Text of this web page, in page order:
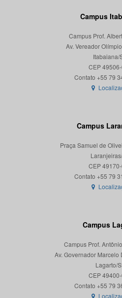
Campus
Campus Prof.
Av. Vereador
Itabaiana/
CEP
Campus
Praça Samuel de
CEP
Campus
Campus Prof.
Av. Governador Marcelo
Lagarto/
CEP